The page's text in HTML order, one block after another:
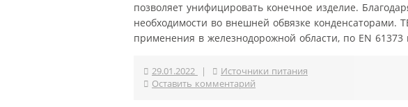
позволяет унифицировать конечное изделие.
необходимости во внешней обвязке конденсаторами.
применения в железнодорожной области, по EN
29.01.2022 |
Источники питания
Оставить комментарий